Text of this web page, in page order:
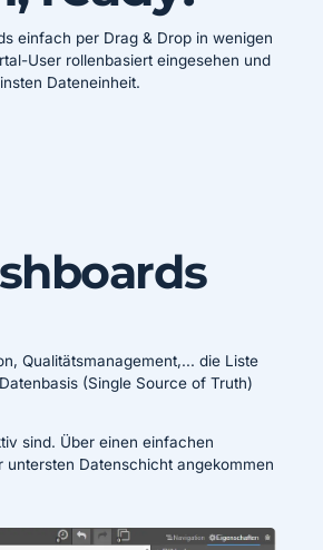
einfach per Drag & Drop in wenigen
User rollenbasiert eingesehen und
Dateneinheit.
Qualitätsmanagement,... die Liste
(Single Source of Truth)
sind. Über einen einfachen
Datenschicht angekommen